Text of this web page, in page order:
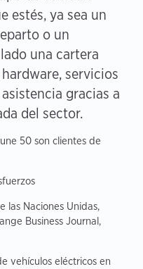
estés, ya sea un
o un
una cartera
servicios
gracias a
del sector.
50 son clientes de
las Naciones Unidas,
Business Journal,
vehículos eléctricos en